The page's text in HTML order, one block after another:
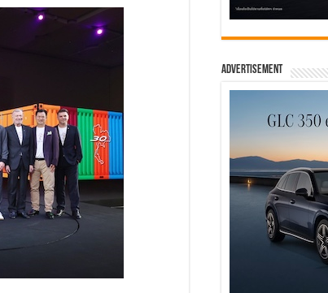
Advertisement